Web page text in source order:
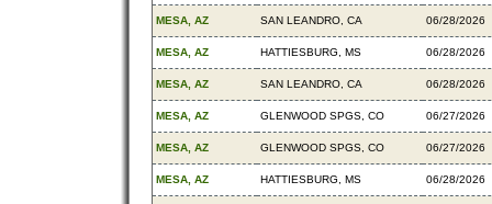
MESA, AZ SAN LEANDRO, CA 06/28/2026
MESA, AZ HATTIESBURG, MS 06/28/2026
MESA, AZ SAN LEANDRO, CA 06/28/2026
MESA, AZ GLENWOOD SPGS, CO 06/27/2026
MESA, AZ GLENWOOD SPGS, CO 06/27/2026
MESA, AZ HATTIESBURG, MS 06/28/2026